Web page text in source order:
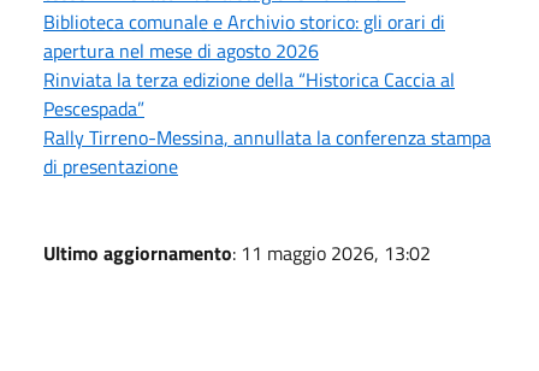
Biblioteca comunale e Archivio storico: gli orari di
apertura nel mese di agosto 2026
Rinviata la terza edizione della “Historica Caccia al
Pescespada”
Rally Tirreno-Messina, annullata la conferenza stampa
di presentazione
Ultimo aggiornamento: 11 maggio 2026, 13:02